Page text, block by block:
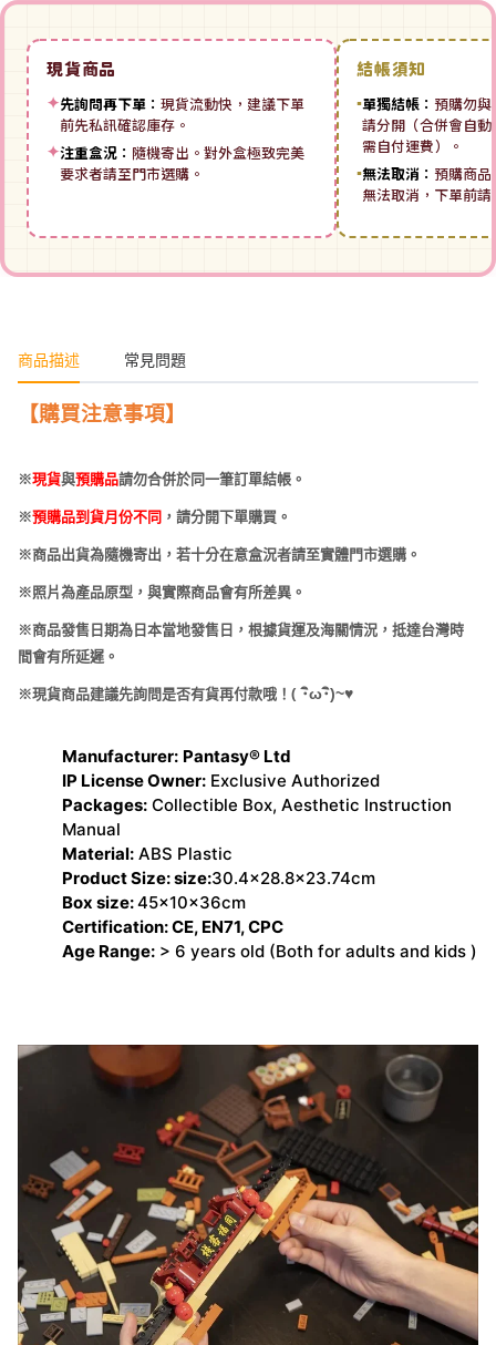
現貨商品
✦先詢問再下單： 現貨流動快，建議下單
前先私訊確認庫存。
✦注重盒況： 隨機寄出。對外盒極致完美
要求者請至門市選購。
結帳須知
▪單獨結帳： 預購勿與
請分開（合併會自
需自付運費）。
▪無法取消： 預購商品
無法取消，下單前
商品描述 常見問題
【購買注意事項】
※現貨與預購品請勿合併於同一筆訂單結帳。
※預購品到貨月份不同 ，請分開下單購買。
※商品出貨為隨機寄出，若十分在意盒況者請至實體門市選購。
※照片為產品原型，與實際商品會有所差異。
※商品發售日期為日本當地發售日，根據貨運及海關情況，抵達台灣時
間會有所延遲。
※現貨商品建議先詢問是否有貨再付款哦！ (･ω･)~♥
Manufacturer: Pantasy® Ltd
IP License Owner: Exclusive Authorized
Packages: Collectible Box, Aesthetic Instruction
Manual
Material: ABS Plastic
Product Size: size:30.4x28.8x23.74cm
Box size:45x10x36cm
Certification: CE, EN71, CPC
Age Range: > 6 years old (Both for adults and kids )